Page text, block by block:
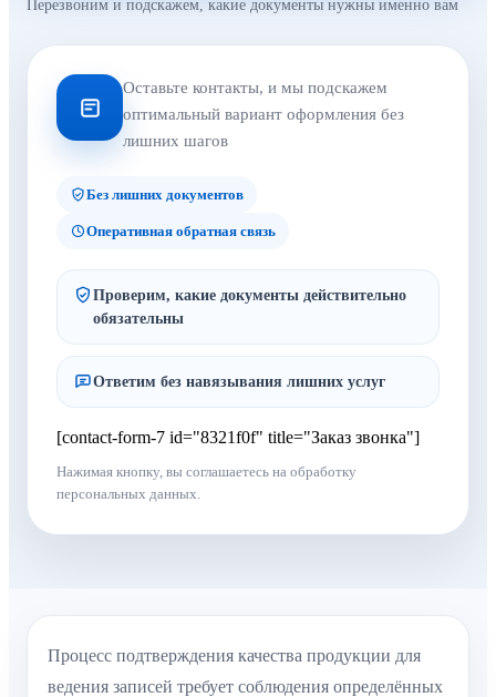
Перезвоним и подскажем, какие документы нужны именно вам
Оставьте контакты, и мы подскажем
оптимальный вариант оформления без
лишних шагов
Без лишних документов
Оперативная обратная связь
Проверим, какие документы действительно
обязательны
Ответим без навязывания лишних услуг
[contact-form-7 id="8321f0f" title="Заказ звонка"]
Нажимая кнопку, вы соглашаетесь на обработку
персональных данных.
Процесс подтверждения качества продукции для
ведения записей требует соблюдения определённых